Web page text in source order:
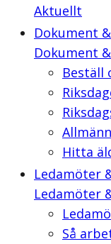
Aktuellt
Dokument
Dokument
Beställ
Hitta
Ledamöter
Ledamöter
Så